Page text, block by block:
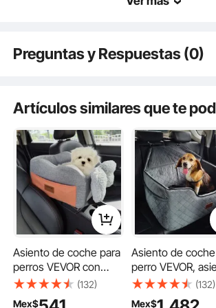
Nuestro asiento de seguridad para perros es perfecto
delanteros como para los traseros, brindando
superiores para su amigo de cuatro
Preguntas y Respuestas (0)
¿Es duradero el producto? ...
Haz la primera
Artículos similares que te
Asiento de coche para
perros VEVOR con
consola central,
asiento elevador para
(132)
Mex$
Asiento de
perro VEVOR,
elevador para
con bolsillo de
(132)
Mex$